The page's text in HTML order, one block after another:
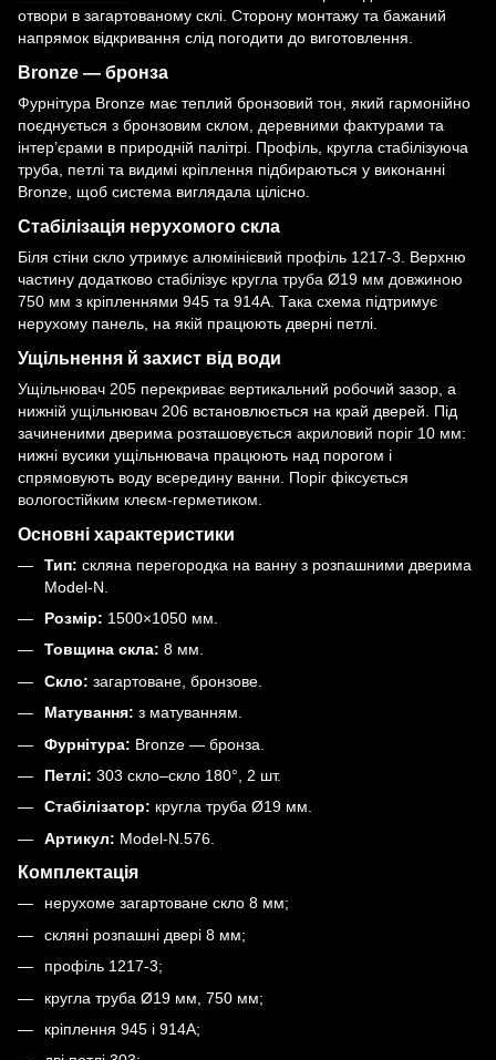
отвори в загартованому склі. Сторону монтажу та бажаний
напрямок відкривання слід погодити до виготовлення.
Bronze — бронза
Фурнітура Bronze має теплий бронзовий тон, який гармонійно
поєднується з бронзовим склом, деревними фактурами та
інтер’єрами в природній палітрі. Профіль, кругла стабілізуюча
труба, петлі та видимі кріплення підбираються у виконанні
Bronze, щоб система виглядала цілісно.
Стабілізація нерухомого скла
Біля стіни скло утримує алюмінієвий профіль 1217-3 . Верхню
частину додатково стабілізує кругла труба Ø19 мм довжиною
750 мм з кріпленнями 945 та 914A. Така схема підтримує
нерухому панель, на якій працюють дверні петлі.
Ущільнення й захист від води
Ущільнювач 205 перекриває вертикальний робочий зазор, а
нижній ущільнювач 206 встановлюється на край дверей. Під
зачиненими дверима розташовується акриловий поріг 10 мм:
нижні вусики ущільнювача працюють над порогом і
спрямовують воду всередину ванни. Поріг фіксується
вологостійким клеєм-герметиком
Основні характеристики
Тип: скляна перегородка на ванну з розпашними дверима
Model-N.
Розмір: 1500×1050 мм.
Товщина скла: 8 мм.
Скло: загартоване, бронзове.
Матування: з матуванням.
Фурнітура: Bronze — бронза.
Петлі: 303 скло–скло 180°, 2 шт.
Стабілізатор: кругла труба Ø19 мм.
Артикул: Model-N.576.
Комплектація
нерухоме загартоване скло 8 мм;
скляні розпашні двері 8 мм;
профіль 1217-3;
кругла труба Ø19 мм, 750 мм;
кріплення 945 і 914A;